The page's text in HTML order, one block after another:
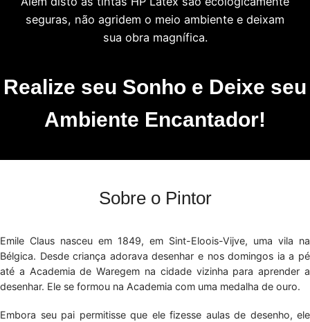
seguras, não agridem o meio ambiente e deixam
sua obra magnífica.
Realize seu Sonho e Deixe seu
Ambiente Encantador!
Sobre o Pintor
Emile Claus nasceu em 1849, em Sint-Eloois-Vijve, uma vila na
Bélgica. Desde criança adorava desenhar e nos domingos ia a pé
até a Academia de Waregem na cidade vizinha para aprender a
desenhar. Ele se formou na Academia com uma medalha de ouro.
Embora seu pai permitisse que ele fizesse aulas de desenho, ele